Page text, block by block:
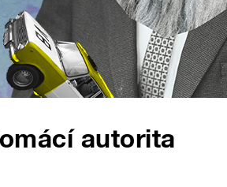
autorita